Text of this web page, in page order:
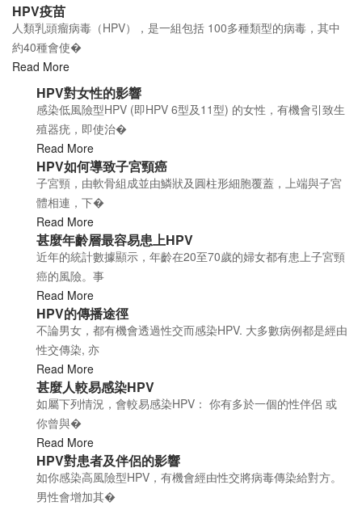
HPV疫苗
人類乳頭瘤病毒（HPV），是一組包括 100多種類型的病毒，其中
約40種會使�
Read More
HPV對女性的影響
感染低風險型HPV (即HPV 6型及11型) 的女性，有機會引致生
殖器疣，即使治�
Read More
HPV如何導致子宮頸癌
子宮頸，由軟骨組成並由鱗狀及圓柱形細胞覆蓋，上端與子宮
體相連，下�
Read More
甚麼年齡層最容易患上HPV
近年的統計數據顯示，年齡在20至70歲的婦女都有患上子宮頸
癌的風險。事
Read More
HPV的傳播途徑
不論男女，都有機會透過性交而感染HPV. 大多數病例都是經由
性交傳染, 亦
Read More
甚麼人較易感染HPV
如屬下列情況，會較易感染HPV： 你有多於一個的性伴侶 或
你曾與�
Read More
HPV對患者及伴侶的影響
如你感染高風險型HPV，有機會經由性交將病毒傳染給對方。
男性會增加其�